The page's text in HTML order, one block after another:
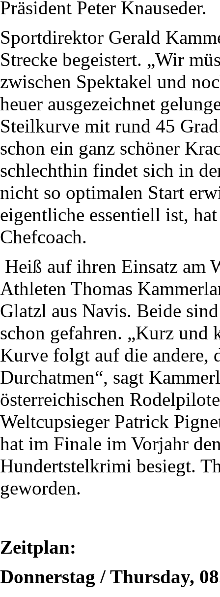
Präsident Peter Knauseder.
Sportdirektor Gerald
Strecke begeistert. „Wir
zwischen Spektakel und
heuer ausgezeichnet
Steilkurve mit rund 45
schon ein ganz schöner
schlechthin findet sich in
nicht so optimalen Start
eigentliche essentiell ist,
Chefcoach.
Heiß auf ihren Einsatz am
Athleten Thomas
Glatzl aus Navis. Beide
schon gefahren. „Kurz und
Kurve folgt auf die andere,
Durchatmen“, sagt
österreichischen
Weltcupsieger Patrick
hat im Finale im Vorjahr
Hundertstelkrimi besiegt.
geworden.
Zeitplan:
Donnerstag / Thursday,